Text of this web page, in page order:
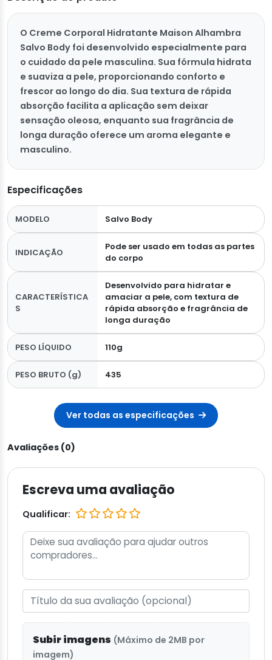
O Creme Corporal Hidratante Maison Alhambra
Salvo Body foi desenvolvido especialmente para
o cuidado da pele masculina. Sua fórmula hidrata
e suaviza a pele, proporcionando conforto e
frescor ao longo do dia. Sua textura de rápida
absorção facilita a aplicação sem deixar
sensação oleosa, enquanto sua fragrância de
longa duração oferece um aroma elegante e
masculino.
Especificações
MODELO Salvo Body
INDICAÇÃO
Pode ser usado em todas as partes
do corpo
CARACTERÍSTICA
S
Desenvolvido para hidratar e
amaciar a pele, com textura de
rápida absorção e fragrância de
longa duração
PESO LÍQUIDO 110g
PESO BRUTO (g) 435
Ver todas as especificações
Avaliações (0)
Escreva uma avaliação
Qualificar:
Subir imagens (Máximo de 2MB por
imagem)